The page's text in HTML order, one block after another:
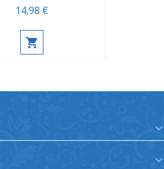
14,98 €